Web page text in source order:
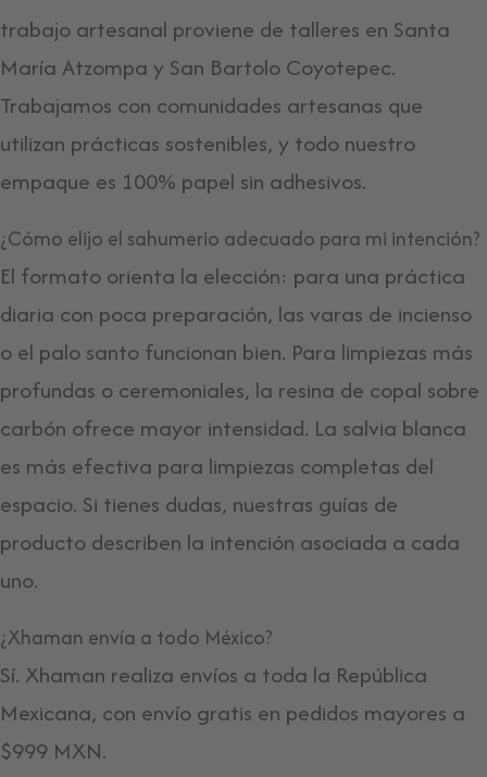
trabajo artesanal proviene de talleres en Santa
María Atzompa y San Bartolo Coyotepec.
Trabajamos con comunidades artesanas que
utilizan prácticas sostenibles, y todo nuestro
empaque es 100% papel sin adhesivos.
¿Cómo elijo el sahumerio adecuado para mi intención?
El formato orienta la elección: para una práctica
diaria con poca preparación, las varas de incienso
o el palo santo funcionan bien. Para limpiezas más
profundas o ceremoniales, la resina de copal sobre
carbón ofrece mayor intensidad. La salvia blanca
es más efectiva para limpiezas completas del
espacio. Si tienes dudas, nuestras guías de
producto describen la intención asociada a cada
uno.
¿Xhaman envía a todo México?
Sí. Xhaman realiza envíos a toda la República
Mexicana, con envío gratis en pedidos mayores a
$999 MXN.